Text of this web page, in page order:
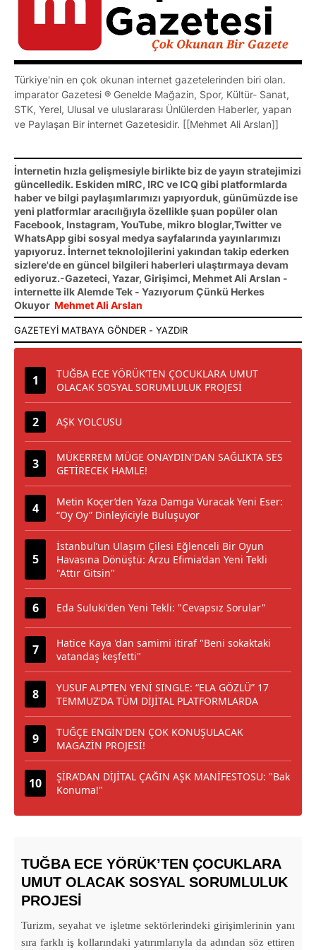
Türkiye'nin en çok okunan internet gazetelerinden biri olan.
imparator Gazetesi ® Genelde Mağazin, Spor, Kültür- Sanat,
STK, Yerel, Ulusal ve uluslararası Ünlülerden Haberler, yapan
ve Paylaşan Bir internet Gazetesidir. [[Mehmet Ali Arslan]]
İnternetin hızla gelişmesiyle birlikte biz de yayın stratejimizi
güncelledik. Eskiden mIRC, IRC ve ICQ gibi platformlarda
haber ve bilgi paylaşımlarımızı yapıyorduk, günümüzde ise
yeni platformlar aracılığıyla özellikle şuan popüler olan
Facebook, Instagram, YouTube, mikro bloglar,Twitter ve
WhatsApp gibi sosyal medya sayfalarında yayınlarımızı
yapıyoruz. İnternet teknolojilerini yakından takip ederken
sizlere'de en güncel bilgileri haberleri ulaştırmaya devam
ediyoruz.-Gazeteci, Yazar, Girişimci, Mehmet Ali Arslan -
internette ilk Alemde Tek - Yazıyorum Çünkü Herkes
Okuyor Mehmet Ali Arslan
TUĞBA ECE YÖRÜK’TEN ÇOCUKLARA UMUT
OLACAK SOSYAL SORUMLULUK PROJESİ
AŞK YOLCUSU
MÜKERREM MÜGE ONAYDIN'DAN SAĞLIKTA SES
GETİRECEK HAMLE!
Metin Koçer’den Yaza Damga Vuracak Yeni Eser:
“Oy Oy” Dinleyiciyle Buluşuyor
İstanbul’un Ulaşım Çilesi Eğlenceli Bir Oyun
Havasına Dönüştü: Arzu Efimia’dan Yeni Tekli
"Attır Gitsin"
Eda Suluki'den Yeni Tekli: "Cevapsız Sorular"
Hatice Kaya 'dan samimi itiraf "Beni sokaktaki
vatandaş keşfetti"
YUSUF ALP’TEN YENİ SINGLE: “ELA GÖZLÜ” 17
TEMMUZ’DA TÜM DİJİTAL PLATFORMLARDA
TUĞÇE ENGİN'DEN ÇOK KONUŞULACAK
MAGAZİN PROJESİ!
ŞİRA’DAN DİJİTAL ÇAĞIN AŞK MANİFESTOSU: "Bak
Konuma!"
TUĞBA ECE YÖRÜK’TEN ÇOCUKLARA
UMUT OLACAK SOSYAL SORUMLULUK
PROJESİ
Turizm, seyahat ve işletme sektörlerindeki girişimlerinin yanı
sıra farklı iş kollarındaki yatırımlarıyla da adından söz ettiren